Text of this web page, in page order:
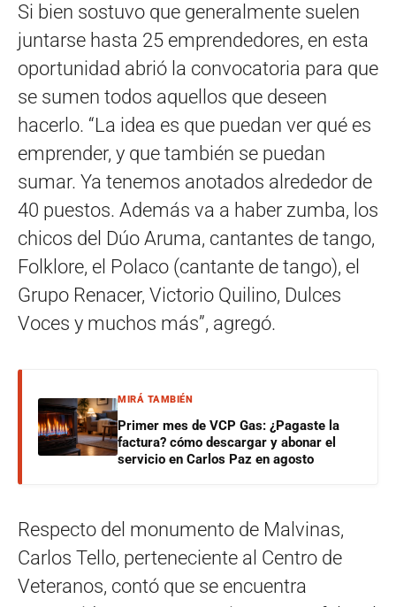
Si bien sostuvo que generalmente suelen
juntarse hasta 25 emprendedores, en esta
oportunidad abrió la convocatoria para que
se sumen todos aquellos que deseen
hacerlo. “La idea es que puedan ver qué es
emprender, y que también se puedan
sumar. Ya tenemos anotados alrededor de
40 puestos. Además va a haber zumba, los
chicos del Dúo Aruma, cantantes de tango,
Folklore, el Polaco (cantante de tango), el
Grupo Renacer, Victorio Quilino, Dulces
Voces y muchos más”, agregó.
MIRÁ TAMBIÉN
Primer mes de VCP Gas: ¿Pagaste la
factura? cómo descargar y abonar el
servicio en Carlos Paz en agosto
Respecto del monumento de Malvinas,
Carlos Tello, perteneciente al Centro de
Veteranos, contó que se encuentra